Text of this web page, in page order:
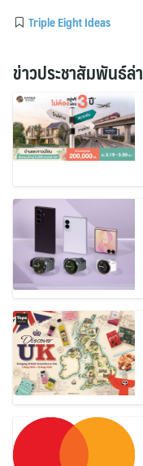
Triple Eight Ideas
ข่าวประชาสัมพันธ์ล่